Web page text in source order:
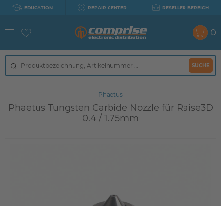
EDUCATION REPAIR CENTER RESELLER BEREICH
SUCHE
0
Phaetus
Phaetus Tungsten Carbide Nozzle für Raise3D
0.4 / 1.75mm